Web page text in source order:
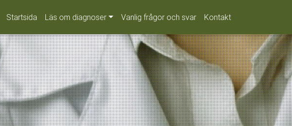
Startsida Läs om diagnoser Vanlig frågor och svar Kontakt